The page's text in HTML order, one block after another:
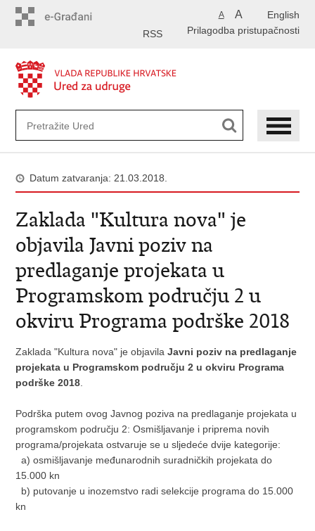
English
A A
Prilagodba pristupačnosti
RSS
Datum zatvaranja: 21.03.2018.
Zaklada "Kultura nova" je
objavila Javni poziv na
predlaganje projekata u
Programskom području 2 u
okviru Programa podrške 2018
Zaklada "Kultura nova" je objavilaJavni poziv na predlaganje
projekata u Programskom području 2 u okviru Programa
podrške 2018
Podrška putem ovog Javnog poziva na predlaganje projekata u
programskom području 2: Osmišljavanje i priprema novih
programa/projekata ostvaruje se u sljedeće dvije kategorije:
a) osmišljavanje međunarodnih suradničkih projekata do
15.000 kn
b) putovanje u inozemstvo radi selekcije programa do 15.000
kn